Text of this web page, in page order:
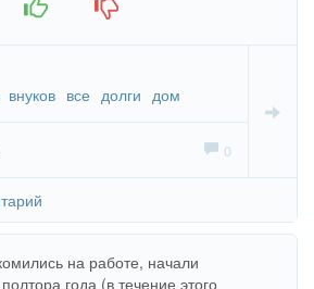
внуков все долги дом
0
на работе, начали
года (в течение этого